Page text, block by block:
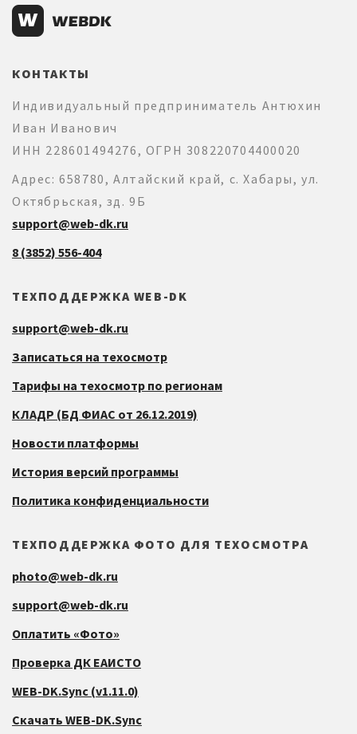
КОНТАКТЫ
Индивидуальный предприниматель Антюхин
Иван Иванович
ИНН 228601494276, ОГРН 308220704400020
Адрес: 658780, Алтайский край, с. Хабары, ул.
Октябрьская, зд. 9Б
support@web-dk.ru
8 (3852) 556-404
ТЕХПОДДЕРЖКА WEB-DK
support@web-dk.ru
Записаться на техосмотр
Тарифы на техосмотр по регионам
КЛАДР (БД ФИАС от 26.12.2019)
Новости платформы
История версий программы
Политика конфиденциальности
ТЕХПОДДЕРЖКА ФОТО ДЛЯ ТЕХОСМОТРА
photo@web-dk.ru
support@web-dk.ru
Оплатить «Фото»
Проверка ДК ЕАИСТО
WEB-DK.Sync (v1.11.0)
Скачать WEB-DK.Sync